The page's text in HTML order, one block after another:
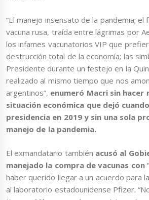
“El manejo insensato de la pandemia; el
vacuna rusa, traída entre lágrimas por
los infames vacunatorios VIP que
destrucción total de la economía; las
Presidente durante un festejo en la
realizado al mismo tiempo que nos
argentinos”, enumeró Macri sin hacer
situación económica que dejó
presidencia en 2019 y sin una sola
manejo de la pandemia.
El exmandatario también acusó al
manejado la compra de vacunas con
haber querido llegar a un acuerdo para
al laboratorio estadounidense Pfizer.